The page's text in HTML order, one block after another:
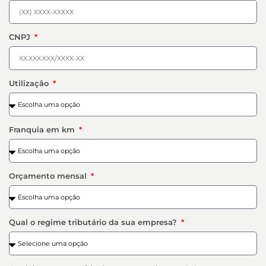
CNPJ
Utilização
Franquia em km
Orçamento mensal
Qual o regime tributário da sua empresa?